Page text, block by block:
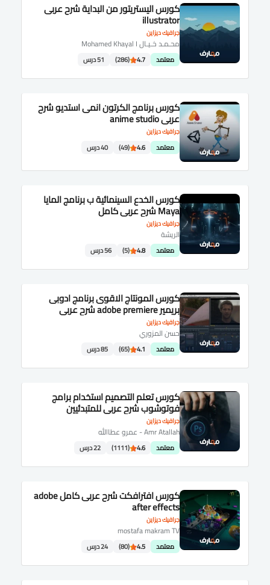
جرافيك ديزاين
كورس اليستريتور من البداية شرح عربى
illustrator
محـمـد خـيـال Mohamed Khayal I
معتمد 4.7
(286) 51 درس
جرافيك ديزاين
كورس برنامج الكرتون انمى استديو شرح
عربى anime studio
معتمد 4.6
(49) 40 درس
جرافيك ديزاين
كورس الخدع السينمائية ب برنامج المايا
Maya شرح عربى كامل
الريشة
معتمد 4.8
(5) 56 درس
جرافيك ديزاين
كورس المونتاج الاقوى برنامج ادوبى
بريمير adobe premiere شرح عربى
حسن المزوري
معتمد 4.1
(65) 85 درس
جرافيك ديزاين
كورس تعلم التصميم استخدام برامج
فوتوشوب شرح عربى للمتبدئيين
Amr Atallah - عمرو عطاالله
معتمد 4.6
(1111) 22 درس
جرافيك ديزاين
كورس افترافكت شرح عربى كامل adobe
after effects
mostafa makram TV
معتمد 4.5
(80) 24 درس